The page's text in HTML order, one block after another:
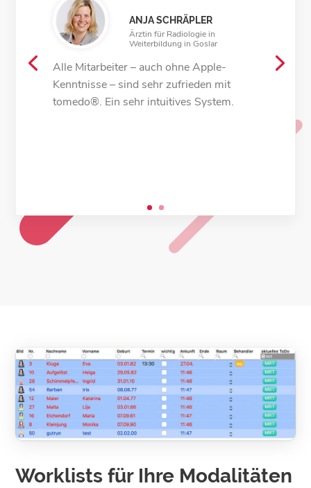
ANJA SCHRÄPLER
Ärztin für Radiologie in
Weiterbildung in Goslar
Alle Mitarbeiter – auch ohne Apple-
Kenntnisse – sind sehr zufrieden mit
tomedo®. Ein sehr intuitives System.
Worklists für Ihre Modalitäten